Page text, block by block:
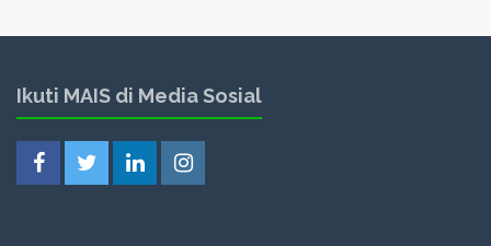
Ikuti MAIS di Media Sosial